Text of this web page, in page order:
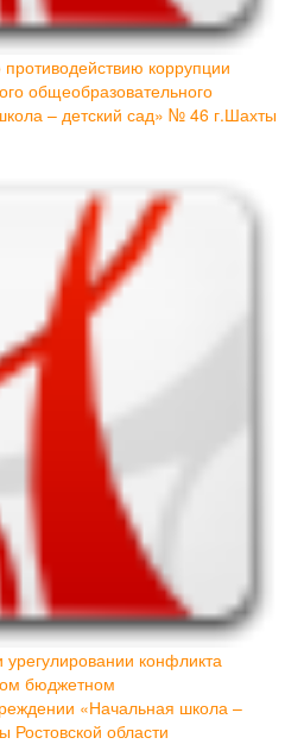
коррупции
общеобразовательного
– детский сад» № 46 г.Шахты
конфликта
бюджетном
«Начальная школа –
области